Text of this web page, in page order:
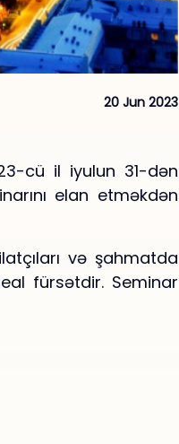
20 Jun 2023
cü il iyulun 31-dən
elan etməkdən
və şahmatda
fürsətdir. Seminar